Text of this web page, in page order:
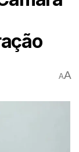
AA